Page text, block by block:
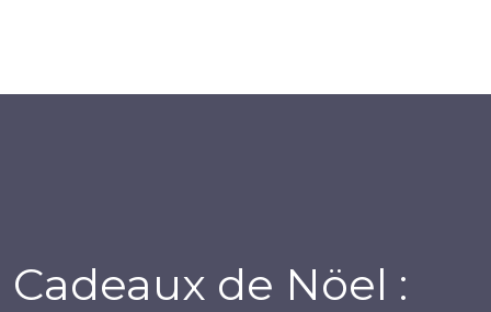
Cadeaux de Nöel :